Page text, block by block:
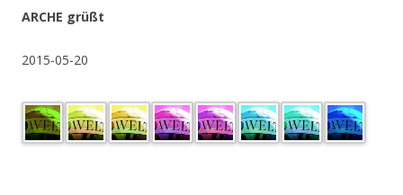
ARCHE grüßt
2015-05-20